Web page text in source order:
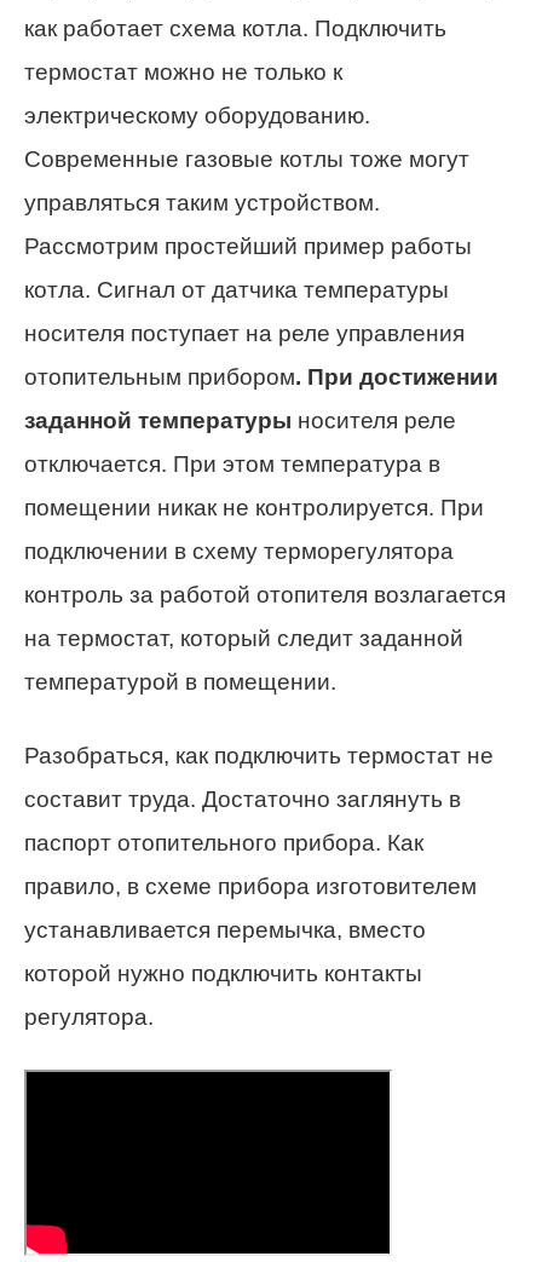
как работает схема котла. Подключить
термостат можно не только к
электрическому оборудованию.
Современные газовые котлы тоже могут
управляться таким устройством.
Рассмотрим простейший пример работы
котла. Сигнал от датчика температуры
носителя поступает на реле управления
отопительным прибором. При достижении
заданной температуры носителя реле
отключается. При этом температура в
помещении никак не контролируется. При
подключении в схему терморегулятора
контроль за работой отопителя возлагается
на термостат, который следит заданной
температурой в помещении.
Разобраться, как подключить термостат не
составит труда. Достаточно заглянуть в
паспорт отопительного прибора. Как
правило, в схеме прибора изготовителем
устанавливается перемычка, вместо
которой нужно подключить контакты
регулятора.